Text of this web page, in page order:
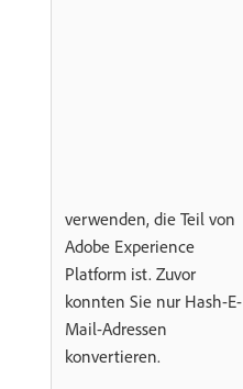
verwenden, die Teil von
Adobe Experience
Platform ist. Zuvor
konnten Sie nur Hash-E-
Mail-Adressen
konvertieren.